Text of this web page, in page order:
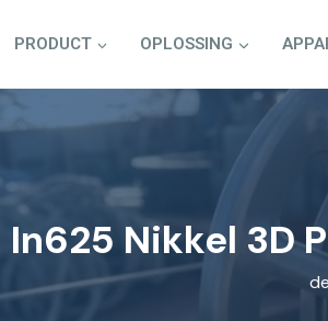
PRODUCT OPLOSSING
In625 Nikkel 3D